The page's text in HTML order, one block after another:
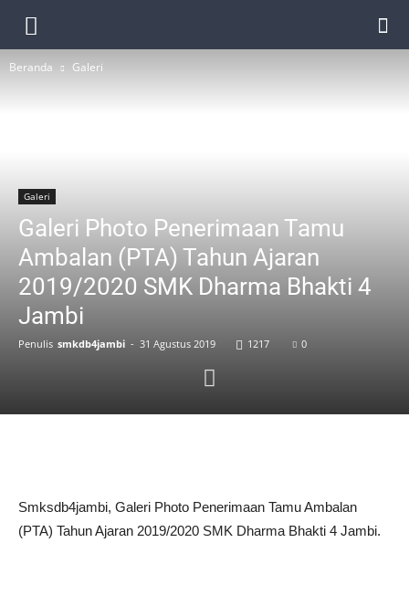
Beranda Galeri
Galeri
Galeri Photo Penerimaan Tamu
Ambalan (PTA) Tahun Ajaran
2019/2020 SMK Dharma Bhakti 4
Jambi
Penulis smkdb4jambi - 31 Agustus 2019 1217 0
Smksdb4jambi, Galeri Photo Penerimaan Tamu Ambalan
(PTA) Tahun Ajaran 2019/2020 SMK Dharma Bhakti 4 Jambi.